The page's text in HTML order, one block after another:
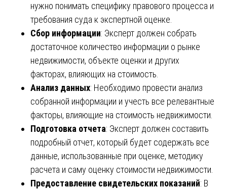
нужно понимать специфику правового процесса и
требования суда к экспертной оценке.
Сбор информации: Эксперт должен собрать
достаточное количество информации о рынке
недвижимости, объекте оценки и других
факторах, влияющих на стоимость.
Анализ данных: Необходимо провести анализ
собранной информации и учесть все релевантные
факторы, влияющие на стоимость недвижимости.
Подготовка отчета: Эксперт должен составить
подробный отчет, который будет содержать все
данные, использованные при оценке, методику
расчета и саму оценку стоимости недвижимости.
Предоставление свидетельских показаний: В